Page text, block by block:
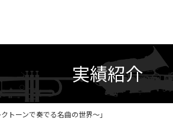
実績紹介
トーンで奏でる名曲の世界〜」